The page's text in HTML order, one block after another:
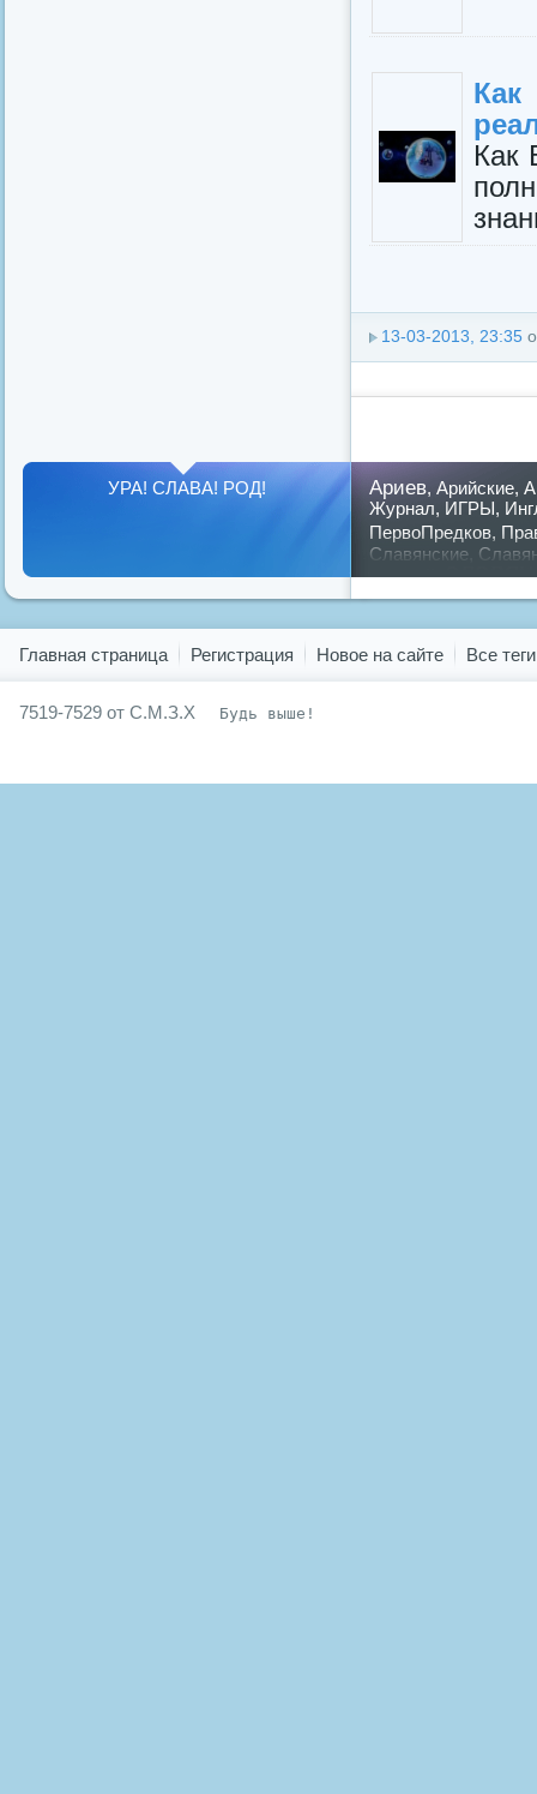
Как
13-03-2013, 23:35
Ариев, Арийские,
Журнал, ИГРЫ,
ПервоПредков,
Славянские
русский,славян
УРА! СЛАВА! РОД!
Главная страница Регистрация Новое на сайте Все теги
7519-7529 от С.М.З.Х Будь выше!